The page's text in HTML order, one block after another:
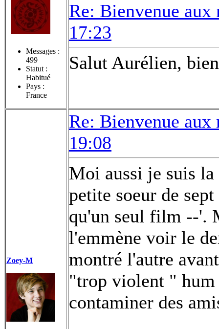
Messages :
499
Statut :
Habitué
Pays :
France
Re: Bienvenue
17:23
Salut Aurélien,
Zoey-M
Re: Bienvenue
19:08
Moi aussi je suis
petite soeur de
qu'un seul film --'.
l'emmène voir le
montré l'autre
"trop violent " hum
contaminer des